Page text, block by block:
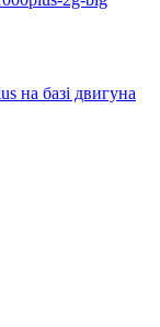
на базi двигуна